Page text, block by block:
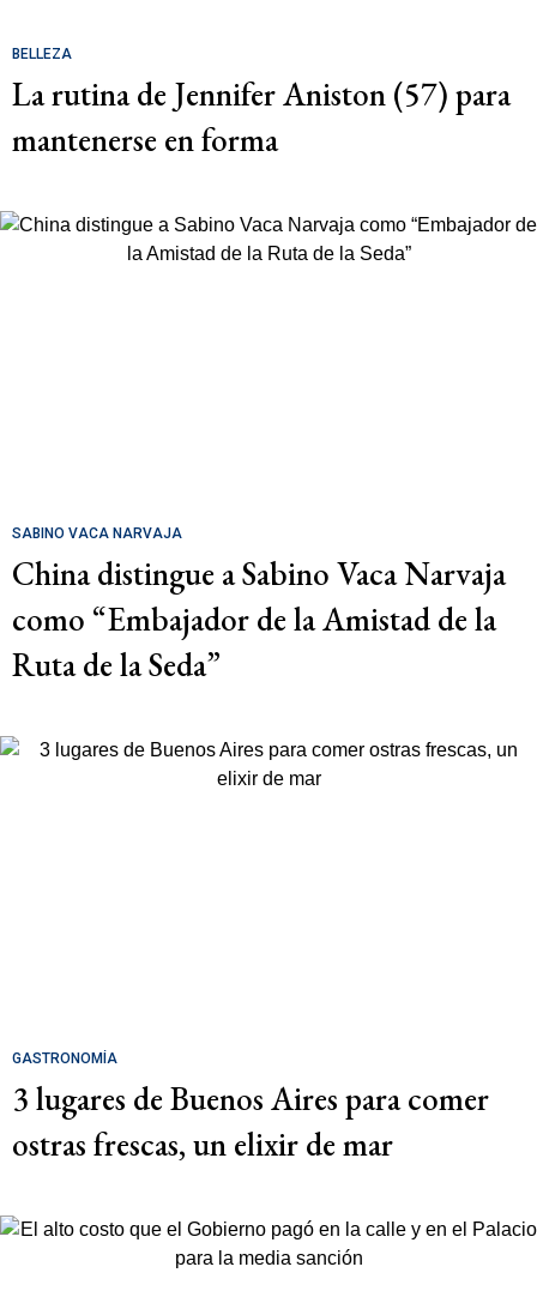
BELLEZA
La rutina de Jennifer Aniston (57) para
mantenerse en forma
SABINO VACA NARVAJA
China distingue a Sabino Vaca Narvaja
como “Embajador de la Amistad de la
Ruta de la Seda”
GASTRONOMÍA
3 lugares de Buenos Aires para comer
ostras frescas, un elixir de mar